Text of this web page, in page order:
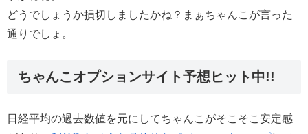
どうでしょうか損切しましたかね？まぁちゃんこが言った
通りでしょ。
ちゃんこオプションサイト予想ヒット中!!
日経平均の過去数値を元にしてちゃんこがそこそこ安定感